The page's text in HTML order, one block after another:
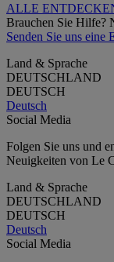
ALLE
Brauchen Sie Hilfe?
Senden Sie uns eine
Land & Sprache
DEUTSCHLAND
DEUTSCH
Deutsch
Social Media
Folgen Sie uns und
Neuigkeiten von Le
Land & Sprache
DEUTSCHLAND
DEUTSCH
Deutsch
Social Media